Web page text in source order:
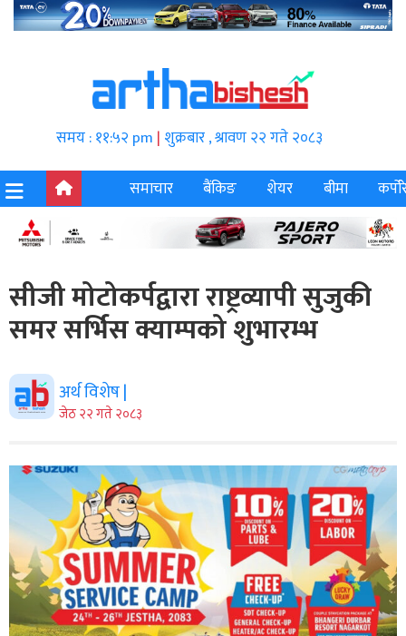
समय : ११:५२ pm | शुक्रबार , श्रावण २२ गते २०८३
समाचार
बैंकिङ शेयर बीमा
सीजी मोटोकर्पद्वारा राष्ट्रव्यापी सुजुकी
समर सर्भिस क्याम्पको शुभारम्भ
अर्थ विशेष |
जेठ २२ गते २०८३